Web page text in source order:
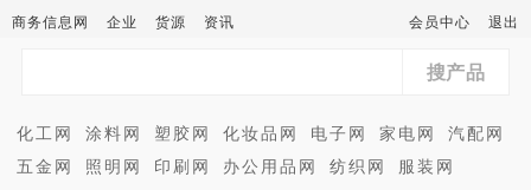
商务信息网 企业 货源 资讯 会员中心 退出
搜产品
化工网 涂料网 塑胶网 化妆品网 电子网 家电网
汽配网
五金网
照明网 印刷网 办公用品网 纺织网
服装网